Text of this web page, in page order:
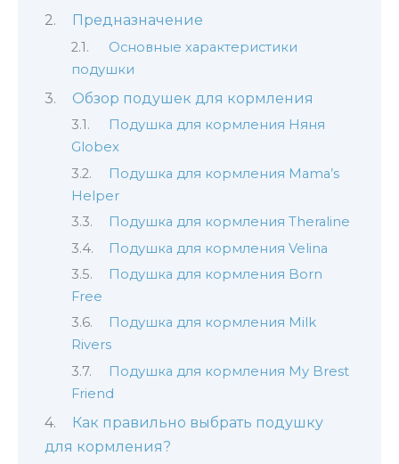
Предназначение
Основные характеристики
подушки
Обзор подушек для кормления
Подушка для кормления Няня
Globex
Подушка для кормления Mama’s
Helper
Подушка для кормления Theraline
Подушка для кормления Velina
Подушка для кормления Born
Free
Подушка для кормления Milk
Rivers
Подушка для кормления My Brest
Friend
Как правильно выбрать подушку
для кормления?